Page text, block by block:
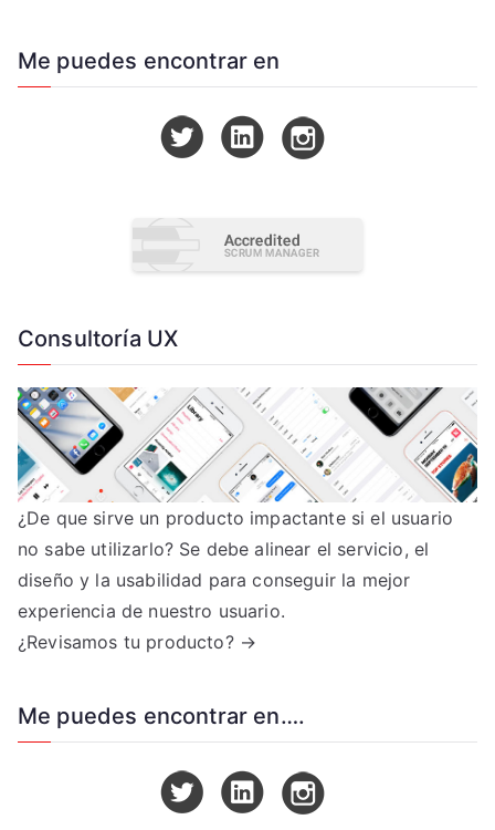
Me puedes encontrar en
Consultoría UX
¿De que sirve un producto impactante si el usuario
no sabe utilizarlo? Se debe alinear el servicio, el
diseño y la usabilidad para conseguir la mejor
experiencia de nuestro usuario.
¿Revisamos tu producto? →
Me puedes encontrar en….